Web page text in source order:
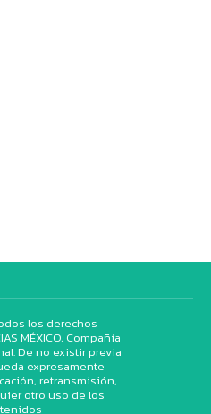
los derechos
MÉXICO, Compañía
De no existir previa
expresamente
retransmisión,
otro uso de los